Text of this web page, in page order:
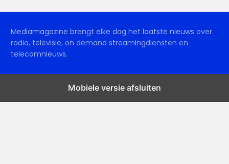
Mediamagazine brengt elke dag het laatste nieuws over
radio, televisie, on demand streamingdiensten en
telecomnieuws.
Mobiele versie afsluiten